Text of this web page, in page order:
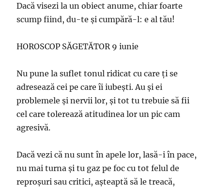
Dacă visezi la un obiect anume, chiar foarte
scump fiind, du-te şi cumpără-l: e al tău!
HOROSCOP SĂGETĂTOR 9 iunie
Nu pune la suflet tonul ridicat cu care ţi se
adresează cei pe care îi iubeşti. Au şi ei
problemele şi nervii lor, şi tot tu trebuie să fii
cel care tolerează atitudinea lor un pic cam
agresivă.
Dacă vezi că nu sunt în apele lor, lasă-i în pace,
nu mai turna şi tu gaz pe foc cu tot felul de
reproşuri sau critici, aşteaptă să le treacă,